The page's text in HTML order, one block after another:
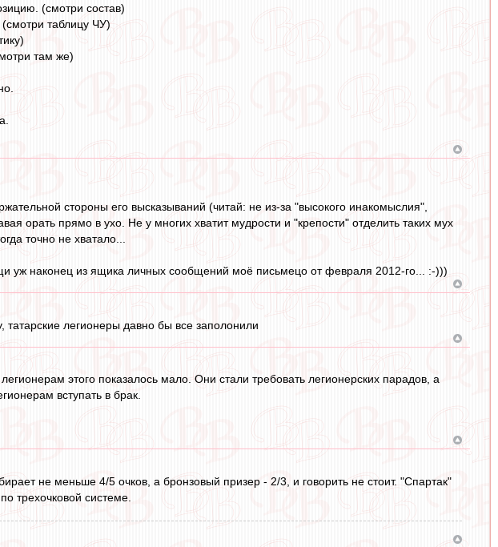
(смотри состав)
таблицу ЧУ)
там же)
стороны его высказываний (читай: не из-за "высокого инакомыслия",
орать прямо в ухо. Не у многих хватит мудрости и "крепости" отделить таких мух
точно не хватало...
уж наконец из ящика личных сообщений моё письмецо от февраля 2012-го... :-)))
татарские легионеры давно бы все заполонили
этого показалось мало. Они стали требовать легионерских парадов, а
вступать в брак.
не меньше 4/5 очков, а бронзовый призер - 2/3, и говорить не стоит. "Спартак"
трехочковой системе.